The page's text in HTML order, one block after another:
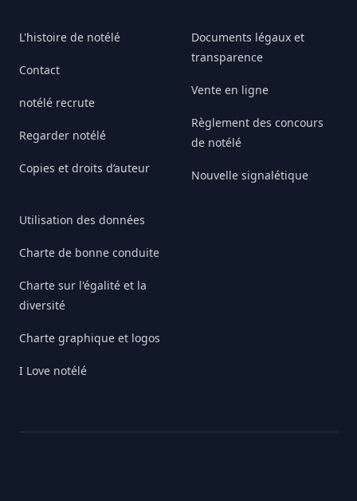
L'histoire de notélé
Contact
notélé recrute
Regarder notélé
Copies et droits d’auteur
Utilisation des données
Charte de bonne conduite
Charte sur l'égalité et la
diversité
Charte graphique et logos
I Love notélé
Documents légaux et
transparence
Vente en ligne
Règlement des concours
de notélé
Nouvelle signalétique